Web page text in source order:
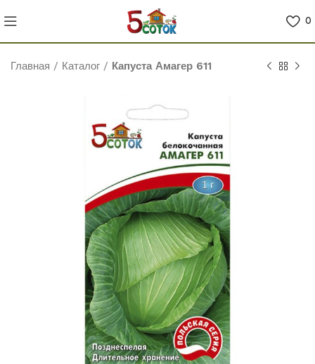
0
Главная / Каталог / Капуста Амагер 611